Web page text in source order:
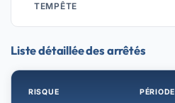
TEMPÊTE
Liste détaillée des arrêtés
RISQUE PÉRIODE